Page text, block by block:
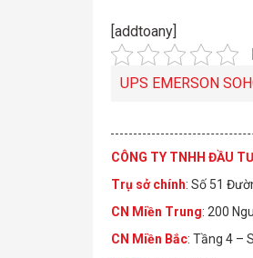
[addtoany]
UPS EMERSON
CÔNG TY TNHH ĐẦU
Trụ sở chính: Số 51
CN Miền Trung: 200
CN Miền Bắc: Tầng 4 –